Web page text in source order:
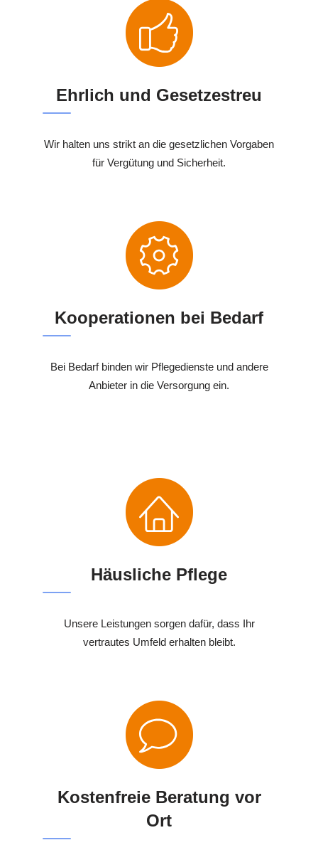
Ehrlich und Gesetzestreu
Wir halten uns strikt an die gesetzlichen Vorgaben
für Vergütung und Sicherheit.
Kooperationen bei Bedarf
Bei Bedarf binden wir Pflegedienste und andere
Anbieter in die Versorgung ein.
Häusliche Pflege
Unsere Leistungen sorgen dafür, dass Ihr
vertrautes Umfeld erhalten bleibt.
Kostenfreie Beratung vor
Ort